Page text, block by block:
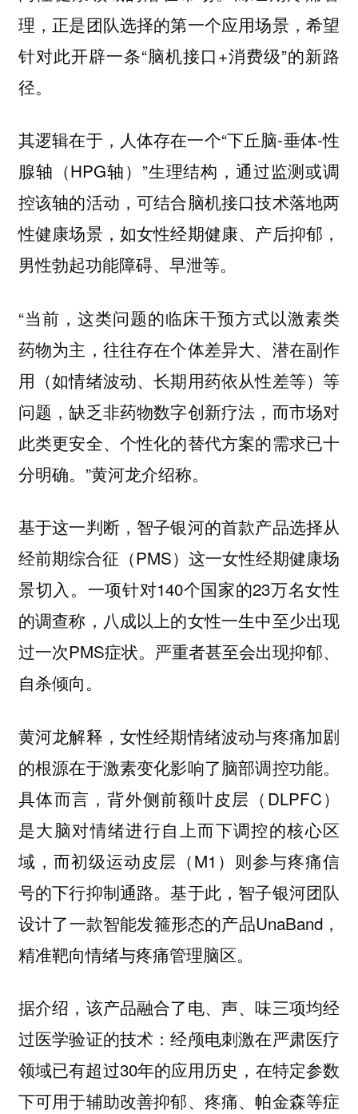
理，正是团队选择的第一个应用场景，希望
针对此开辟一条“脑机接口+消费级”的新路
径。
其逻辑在于，人体存在一个“下丘脑-垂体-性
腺轴（HPG轴）”生理结构，通过监测或调
控该轴的活动，可结合脑机接口技术落地两
性健康场景，如女性经期健康、产后抑郁，
男性勃起功能障碍、早泄等。
“当前，这类问题的临床干预方式以激素类
药物为主，往往存在个体差异大、潜在副作
用（如情绪波动、长期用药依从性差等）等
问题，缺乏非药物数字创新疗法，而市场对
此类更安全、个性化的替代方案的需求已十
分明确。”黄河龙介绍称。
基于这一判断，智子银河的首款产品选择从
经前期综合征（PMS）这一女性经期健康场
景切入。一项针对140个国家的23万名女性
的调查称，八成以上的女性一生中至少出现
过一次PMS症状。严重者甚至会出现抑郁、
自杀倾向。
黄河龙解释，女性经期情绪波动与疼痛加剧
的根源在于激素变化影响了脑部调控功能。
具体而言，背外侧前额叶皮层（DLPFC）
是大脑对情绪进行自上而下调控的核心区
域，而初级运动皮层（M1）则参与疼痛信
号的下行抑制通路。基于此，智子银河团队
设计了一款智能发箍形态的产品UnaBand，
精准靶向情绪与疼痛管理脑区。
据介绍，该产品融合了电、声、味三项均经
过医学验证的技术：经颅电刺激在严肃医疗
领域已有超过30年的应用历史，在特定参数
下可用于辅助改善抑郁、疼痛、帕金森等症